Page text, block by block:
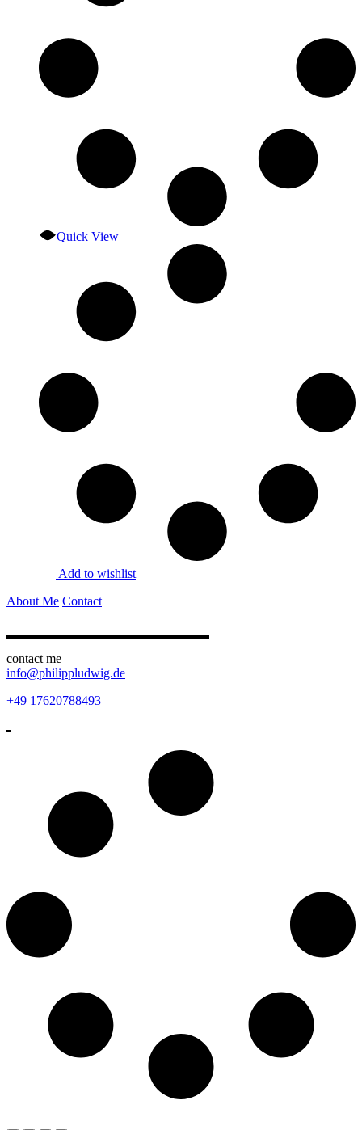
Quick View
Add to wishlist
About Me Contact
contact me
info@philippludwig.de
+49 17620788493